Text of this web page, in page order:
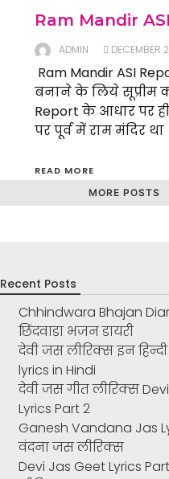
Ram Mandir ASI
ADMIN DECEMBER
Ram Mandir ASI
बनाने के लिये सूप्रीम
Report के आधार पर
पर पूर्व में राम मंदिर
READ MORE
MORE POSTS
Recent Posts
Chhindwara Bhajan
छिंदवाड़ा भजन डायरी
देवी जस लीरिक्स इन
lyrics in Hindi
देवी जस गीत लीरिक्स
Lyrics Part 2
Ganesh Vandana Jas
वंदना जस लीरिक्स
Devi Jas Geet Lyrics